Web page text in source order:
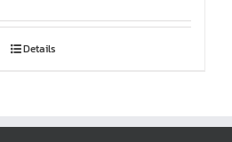
Details